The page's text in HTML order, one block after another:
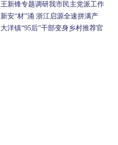
王新锋专题调研我市民主党派工作
新安“材”涌 浙江启源全速拼满产
大洋镇“95后”干部变身乡村推荐官